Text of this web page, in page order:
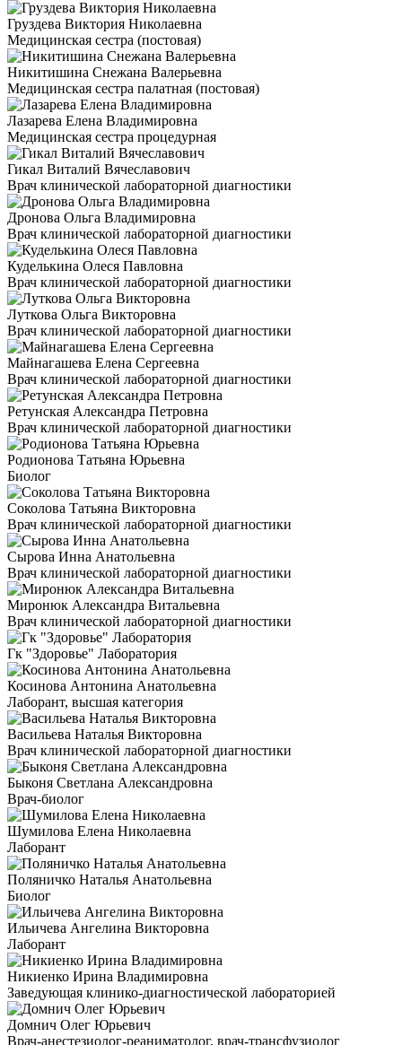
Груздева Виктория Николаевна
Медицинская сестра (постовая)
Никитишина Снежана Валерьевна
Медицинская сестра палатная (постовая)
Лазарева Елена Владимировна
Медицинская сестра процедурная
Гикал Виталий Вячеславович
Врач клинической лабораторной диагностики
Дронова Ольга Владимировна
Врач клинической лабораторной диагностики
Куделькина Олеся Павловна
Врач клинической лабораторной диагностики
Луткова Ольга Викторовна
Врач клинической лабораторной диагностики
Майнагашева Елена Сергеевна
Врач клинической лабораторной диагностики
Ретунская Александра Петровна
Врач клинической лабораторной диагностики
Родионова Татьяна Юрьевна
Биолог
Соколова Татьяна Викторовна
Врач клинической лабораторной диагностики
Сырова Инна Анатольевна
Врач клинической лабораторной диагностики
Миронюк Александра Витальевна
Врач клинической лабораторной диагностики
Гк "Здоровье" Лаборатория
Косинова Антонина Анатольевна
Лаборант, высшая категория
Васильева Наталья Викторовна
Врач клинической лабораторной диагностики
Быконя Светлана Александровна
Врач-биолог
Шумилова Елена Николаевна
Лаборант
Поляничко Наталья Анатольевна
Биолог
Ильичева Ангелина Викторовна
Лаборант
Никиенко Ирина Владимировна
Заведующая клинико-диагностической лабораторией
Домнич Олег Юрьевич
Врач-анестезиолог-реаниматолог, врач-трансфузиолог